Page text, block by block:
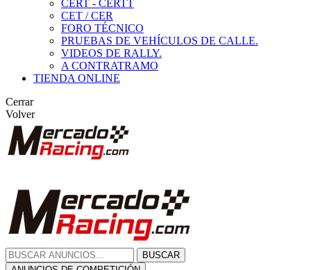
CERT - CERTT
CET / CER
FORO TÉCNICO
PRUEBAS DE VEHÍCULOS DE CALLE.
VIDEOS DE RALLY.
A CONTRATRAMO
TIENDA ONLINE
Cerrar
Volver
BUSCAR
ANUNCIOS DE COMPETICIÓN